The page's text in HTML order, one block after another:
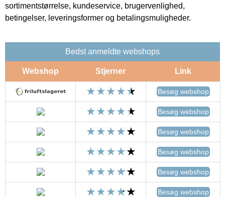
sortimentstørrelse, kundeservice, brugervenlighed,
betingelser, leveringsformer og betalingsmuligheder.
Bedst anmeldte webshops
Webshop Stjerner Link
Besøg webshop
Besøg webshop
Besøg webshop
Besøg webshop
Besøg webshop
Besøg webshop